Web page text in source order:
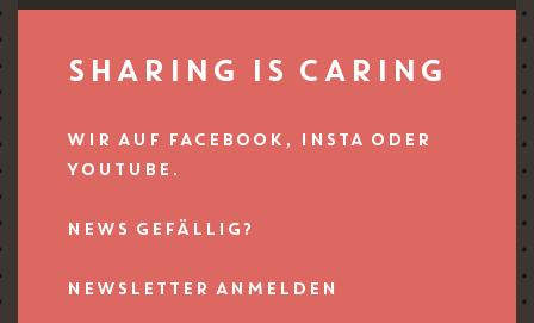
SHARING IS CARING
WIR AUF FACEBOOK, INSTA ODER
YOUTUBE.
NEWS GEFÄLLIG?
NEWSLETTER ANMELDEN